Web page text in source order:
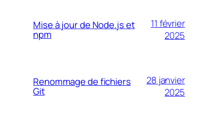
Mise à jour de Node.js et
npm
11 février
2025
Renommage de fichiers
Git
28 janvier
2025